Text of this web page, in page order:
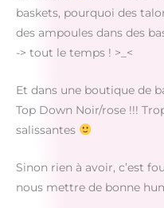
baskets, pourquoi des
des ampoules dans des
-> tout le temps ! >_<
Et dans une boutique de
Top Down Noir/rose !!!
salissantes
Sinon rien à avoir, c’est
nous mettre de bonne